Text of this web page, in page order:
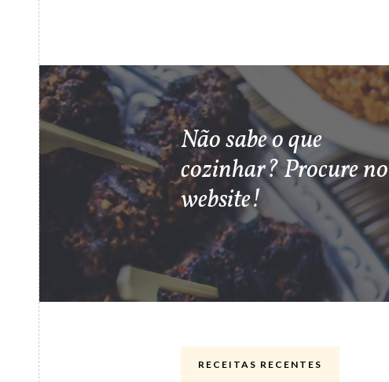
Não sabe o que
cozinhar? Procure no
website!
RECEITAS RECENTES